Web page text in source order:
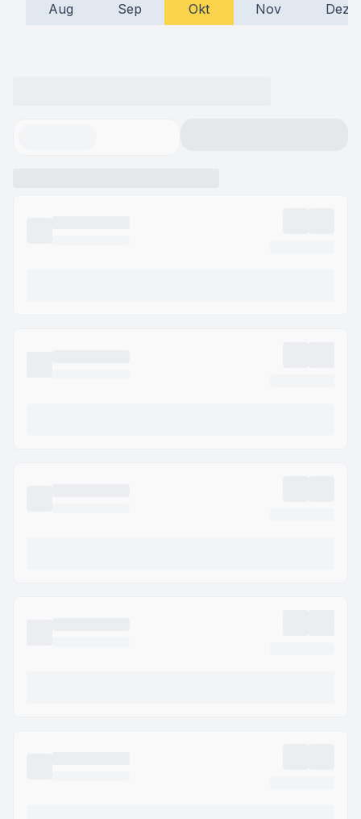
Aug Sep
Okt
Nov Dez